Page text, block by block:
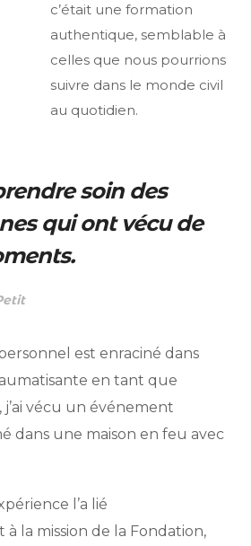
c’était une formation
authentique, semblable à
celles que nous pourrions
suivre dans le monde civil
au quotidien.
soin des
qui ont vécu de
est enraciné dans
en tant que
j’ai vécu un événement
dans une maison en feu avec
l’a lié
la mission de la Fondation,